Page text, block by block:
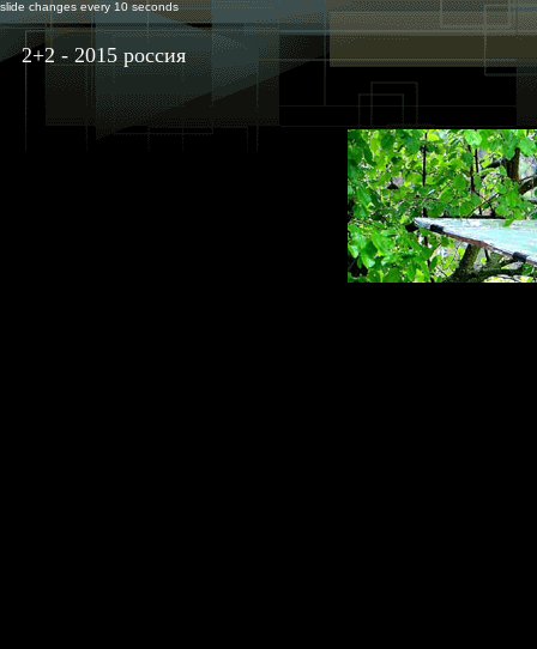
slide changes every 10 seconds
2+2 - 2015 россия